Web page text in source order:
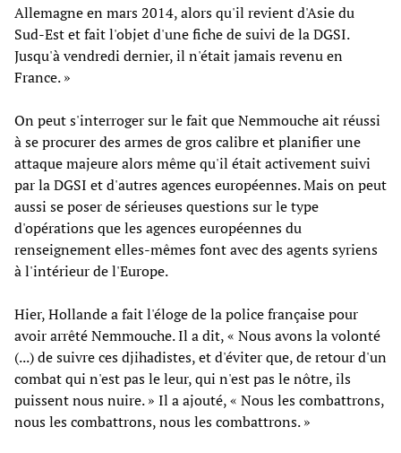
Allemagne en mars 2014, alors qu'il revient d'Asie du
Sud-Est et fait l'objet d'une fiche de suivi de la DGSI.
Jusqu'à vendredi dernier, il n'était jamais revenu en
France. »
On peut s'interroger sur le fait que Nemmouche ait réussi
à se procurer des armes de gros calibre et planifier une
attaque majeure alors même qu'il était activement suivi
par la DGSI et d'autres agences européennes. Mais on peut
aussi se poser de sérieuses questions sur le type
d'opérations que les agences européennes du
renseignement elles-mêmes font avec des agents syriens
à l'intérieur de l'Europe.
Hier, Hollande a fait l'éloge de la police française pour
avoir arrêté Nemmouche. Il a dit, « Nous avons la volonté
(...) de suivre ces djihadistes, et d'éviter que, de retour d'un
combat qui n'est pas le leur, qui n'est pas le nôtre, ils
puissent nous nuire. » Il a ajouté, « Nous les combattrons,
nous les combattrons, nous les combattrons. »